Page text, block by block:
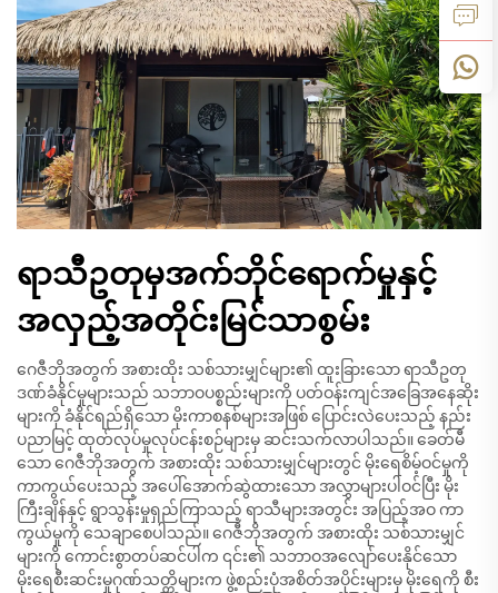
ရာသီဥတုမှအက်ဘိုင်ရောက်မှုနှင့်
အလှည့်အတိုင်းမြင်သာစွမ်း
ဂေဇီဘိုအတွက် အစားထိုး သစ်သားမျှင်များ၏ ထူးခြားသော ရာသီဥတု
ဒဏ်ခံနိုင်မှုများသည် သဘာဝပစ္စည်းများကို ပတ်ဝန်းကျင်အခြေအနေဆိုး
များကို ခံနိုင်ရည်ရှိသော မိုးကာစနစ်များအဖြစ် ပြောင်းလဲပေးသည့် နည်း
ပညာမြင့် ထုတ်လုပ်မှုလုပ်ငန်းစဉ်များမှ ဆင်းသက်လာပါသည်။ ခေတ်မီ
သော ဂေဇီဘိုအတွက် အစားထိုး သစ်သားမျှင်များတွင် မိုးရေစိမ့်ဝင်မှုကို
ကာကွယ်ပေးသည့် အပေါ်အောက်ဆွဲထားသော အလွှာများပါဝင်ပြီး မိုး
ကြီးချိန်နှင့် ရွာသွန်းမှုရှည်ကြာသည့် ရာသီများအတွင်း အပြည့်အဝ ကာ
ကွယ်မှုကို သေချာစေပါသည်။ ဂေဇီဘိုအတွက် အစားထိုး သစ်သားမျှင်
များကို ကောင်းစွာတပ်ဆင်ပါက ၎င်း၏ သဘာဝအလျော်ပေးနိုင်သော
မိုးရေစီးဆင်းမှုဂုဏ်သတ္တိများက ဖွဲ့စည်းပုံအစိတ်အပိုင်းများမှ မိုးရေကို စီး